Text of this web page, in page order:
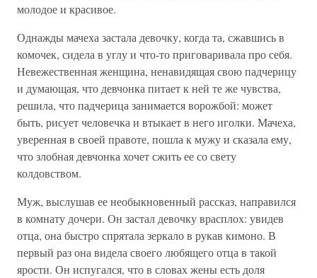
молодое и красивое.
Однажды мачеха застала девочку, когда та, сжавшись в
комочек, сидела в углу и что-то приговаривала про себя.
Невежественная женщина, ненавидящая свою падчерицу
и думающая, что девчонка питает к ней те же чувства,
решила, что падчерица занимается ворожбой: может
быть, рисует человечка и втыкает в него иголки. Мачеха,
уверенная в своей правоте, пошла к мужу и сказала ему,
что злобная девчонка хочет сжить ее со свету
колдовством.
Муж, выслушав ее необыкновенный рассказ, направился
в комнату дочери. Он застал девочку врасплох: увидев
отца, она быстро спрятала зеркало в рукав кимоно. В
первый раз она видела своего любящего отца в такой
ярости. Он испугался, что в словах жены есть доля